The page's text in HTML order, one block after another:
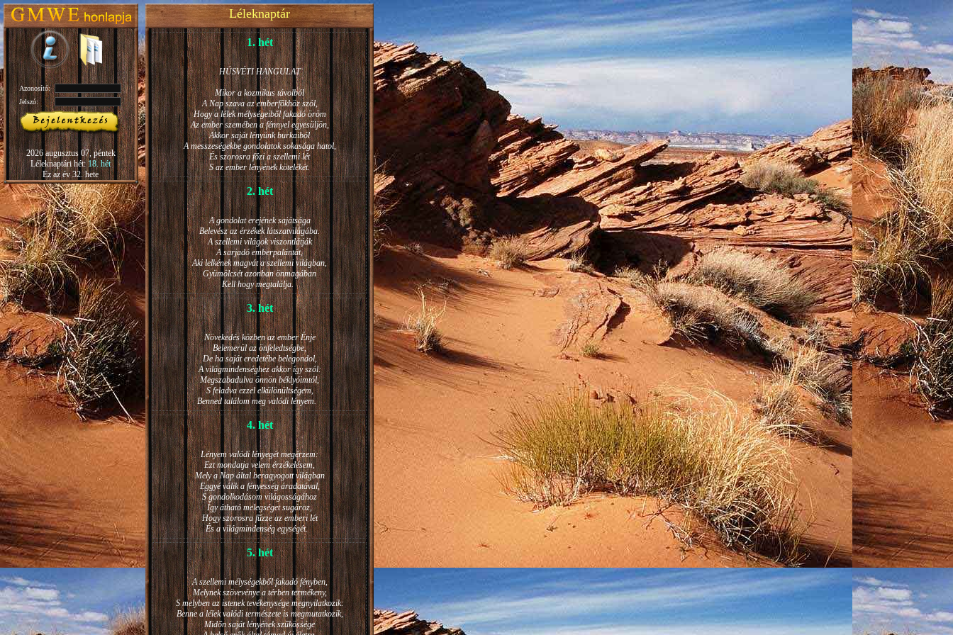
Azonosító:
Jelszó:
2026 augusztus 07, péntek
Léleknaptári hét:18. hét
Ez az év 32. hete
Léleknaptár
1. hét
HÚSVÉTI HANGULAT
Mikor a kozmikus távolból
A Nap szava az emberfőkhöz szól,
Hogy a lélek mélységeiből fakadó öröm
Az ember szemében a fénnyel egyesüljön,
Akkor saját lényünk burkaiból
A messzeségekbe gondolatok sokasága hatol,
És szorosra főzi a szellemi lét
S az ember lényének kötelékét.
2. hét
A gondolat erejének sajátsága
Belevész az érzékek látszatvilágába.
A szellemi világok viszontlátják
A sarjadó emberpalántát,
Aki lelkének magvát a szellemi világban,
Gyümölcsét azonban önmagában
Kell hogy megtalálja.
3. hét
Növekedés közben az ember Énje
Belemerül az önfeledtségbe,
De ha saját eredetébe belegondol,
A világmindenséghez akkor így szól:
Megszabadulva önnön béklyóimtól,
S feladva ezzel elkülönültségem,
Benned találom meg valódi lényem.
4. hét
Lényem valódi lényegét megérzem:
Ezt mondatja velem érzékelésem,
Mely a Nap által beragyogott világban
Eggyé válik a fényesség áradatával,
S gondolkodásom világosságához
Így átható melegséget sugároz,
Hogy szorosra fűzze az emberi lét
És a világmindenség egységét.
5. hét
A szellemi mélységekből fakadó fényben,
Melynek szövevénye a térben termékeny,
S melyben az istenek tevékenysége megnyilatkozik:
Benne a lélek valódi természete is megmutatkozik,
Midőn saját lényének szűkössége